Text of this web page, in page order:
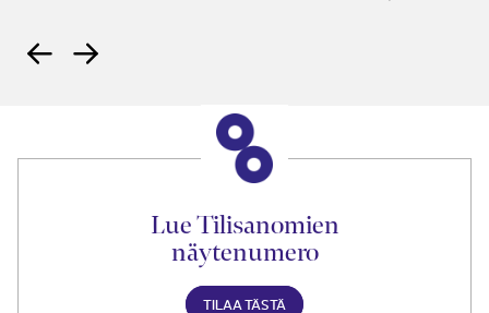
Lue Tilisanomien
näytenumero
TILAA TÄSTÄ